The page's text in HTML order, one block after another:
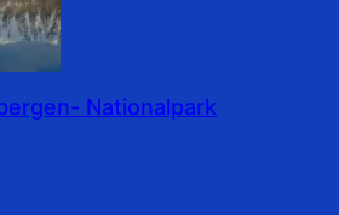
Nationalpark